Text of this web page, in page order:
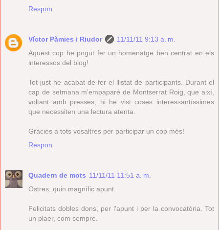
Respon
Víctor Pàmies i Riudor
11/11/11 9:13 a. m.
Aquest cop he pogut fer un homenatge ben centrat en els
interessos del blog!
Tot just he acabat de fer el llistat de participants. Durant el
cap de setmana m'empaparé de Montserrat Roig, que així,
voltant amb presses, hi he vist coses interessantíssimes
que necessiten una lectura atenta.
Gràcies a tots vosaltres per participar un cop més!
Respon
Quadern de mots 11/11/11 11:51 a. m.
Ostres, quin magnífic apunt.
Felicitats dobles dons, per l'apunt i per la convocatòria. Tot
un plaer, com sempre.